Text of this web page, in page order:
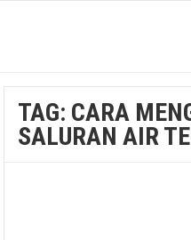
TAG: CARA
SALURAN AIR